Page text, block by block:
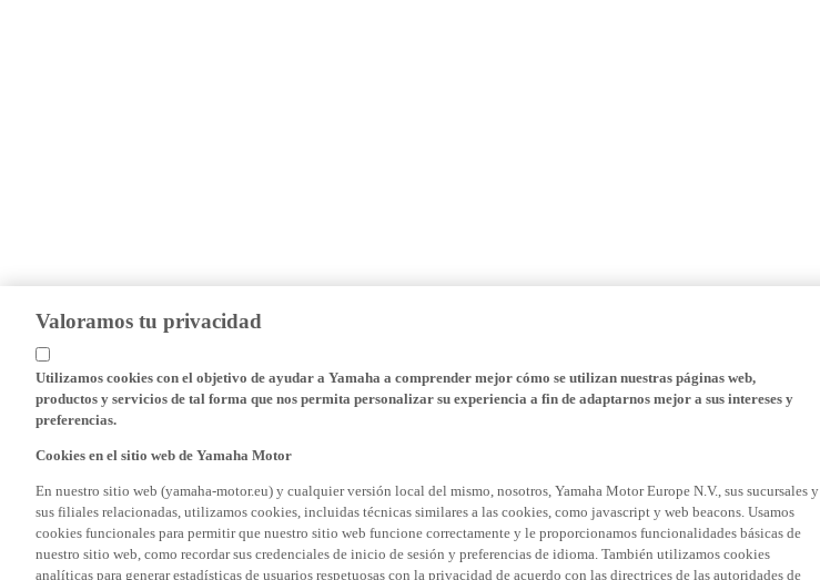
Valoramos tu privacidad
Utilizamos cookies con el objetivo de ayudar a Yamaha a comprender mejor cómo se utilizan nuestras páginas web,
productos y servicios de tal forma que nos permita personalizar su experiencia a fin de adaptarnos mejor a sus intereses y
preferencias.
Cookies en el sitio web de Yamaha Motor
En nuestro sitio web (yamaha-motor.eu) y cualquier versión local del mismo, nosotros, Yamaha Motor Europe N.V., sus sucursales y
sus filiales relacionadas, utilizamos cookies, incluidas técnicas similares a las cookies, como javascript y web beacons. Usamos
cookies funcionales para permitir que nuestro sitio web funcione correctamente y le proporcionamos funcionalidades básicas de
nuestro sitio web, como recordar sus credenciales de inicio de sesión y preferencias de idioma. También utilizamos cookies
analíticas para generar estadísticas de usuarios respetuosas con la privacidad de acuerdo con las directrices de las autoridades de